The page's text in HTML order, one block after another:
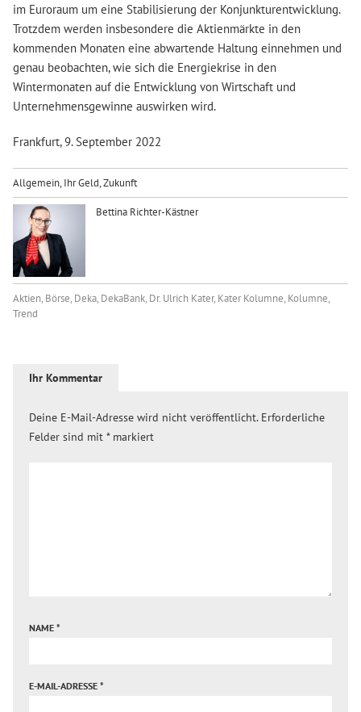
im Euroraum um eine Stabilisierung der Konjunkturentwicklung.
Trotzdem werden insbesondere die Aktienmärkte in den
kommenden Monaten eine abwartende Haltung einnehmen und
genau beobachten, wie sich die Energiekrise in den
Wintermonaten auf die Entwicklung von Wirtschaft und
Unternehmensgewinne auswirken wird.
Frankfurt, 9. September 2022
Allgemein, Ihr Geld,Zukunft
Bettina Richter-Kästner
Aktien, Börse, Deka, DekaBank, Dr. Ulrich Kater, Kater Kolumne, Kolumne,
Trend
Ihr Kommentar
Deine E-Mail-Adresse wird nicht veröffentlicht. Erforderliche
Felder sind mit *markiert
NAME *
E-MAIL-ADRESSE *